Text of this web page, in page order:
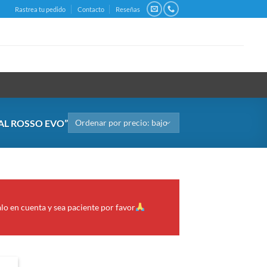
Rastrea tu pedido Contacto Reseñas
ROSSO EVO”
en cuenta y sea paciente por favor